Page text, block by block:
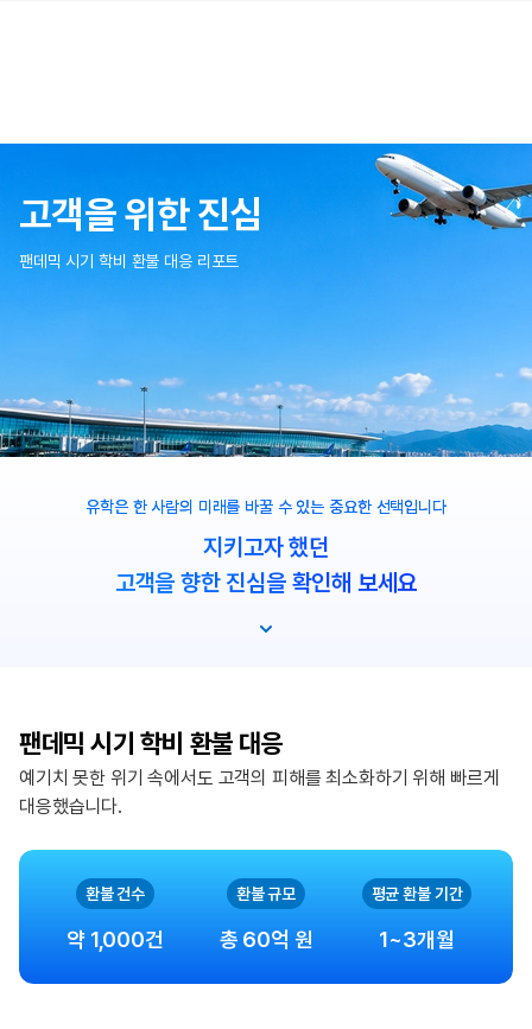
고객을 위한 진심
팬데믹 시기 학비 환불 대응 리포트
유학은 한 사람의 미래를 바꿀 수 있는 중요한 선택입니다
지키고자 했던
고객을 향한 진심을 확인해 보세요
팬데믹 시기 학비 환불 대응
예기치 못한 위기 속에서도 고객의 피해를 최소화하기 위해 빠르게
대응했습니다.
환불 건수
약 1,000건
환불 규모
총 60억 원
평균 환불 기간
1~3개월